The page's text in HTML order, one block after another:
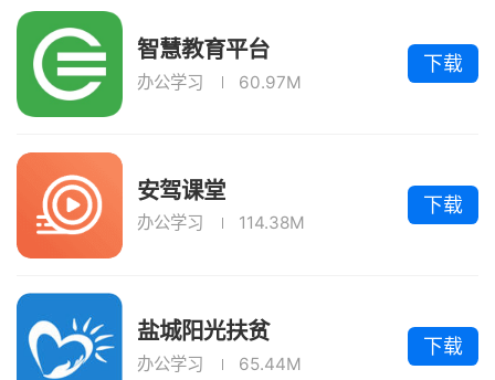
智慧教育平台
办公学习 60.97M
下载
安驾课堂
办公学习 114.38M
下载
盐城阳光扶贫
办公学习 65.44M
下载